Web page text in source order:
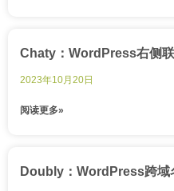
Chaty：WordPress右侧
2023年10月20日
阅读更多»
Doubly：WordPress跨域